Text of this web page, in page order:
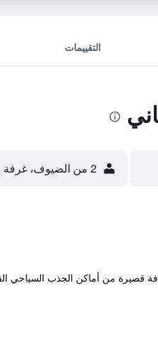
التقييمات
2 من الضيوف، غرفة واحدة